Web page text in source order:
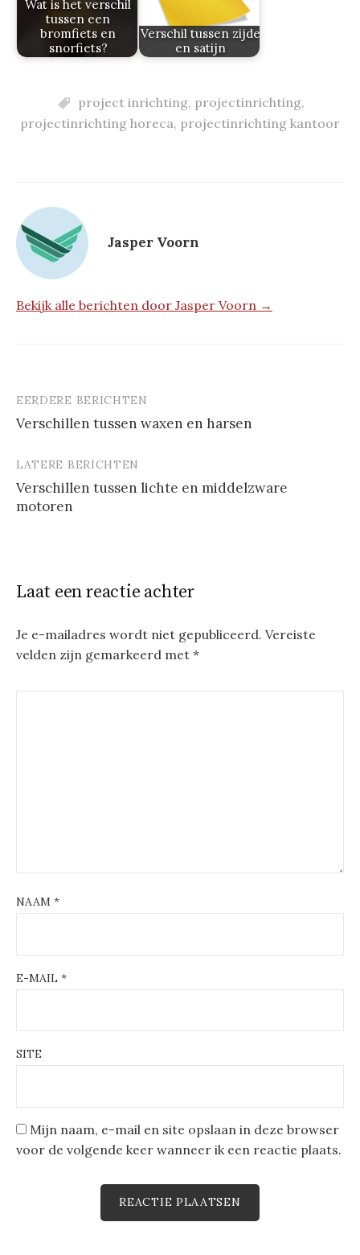
Wat is het verschil
tussen een
bromfiets en
snorfiets?
Verschil tussen zijde
en satijn
project inrichting, projectinrichting,
projectinrichting horeca, projectinrichting kantoor
Jasper Voorn
Bekijk alle berichten door Jasper Voorn →
Berichtnavigatie
EERDERE BERICHTEN
Verschillen tussen waxen en harsen
LATERE BERICHTEN
Verschillen tussen lichte en middelzware
motoren
Laat een reactie achter
Je e-mailadres wordt niet gepubliceerd. Vereiste
velden zijn gemarkeerd met *
NAAM *
E-MAIL *
SITE
Mijn naam, e-mail en site opslaan in deze browser
voor de volgende keer wanneer ik een reactie plaats.